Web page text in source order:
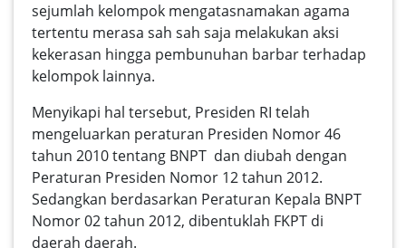
sejumlah kelompok mengatasnamakan agama
tertentu merasa sah sah saja melakukan aksi
kekerasan hingga pembunuhan barbar terhadap
kelompok lainnya.
Menyikapi hal tersebut, Presiden RI telah
mengeluarkan peraturan Presiden Nomor 46
tahun 2010 tentang BNPT dan diubah dengan
Peraturan Presiden Nomor 12 tahun 2012.
Sedangkan berdasarkan Peraturan Kepala BNPT
Nomor 02 tahun 2012, dibentuklah FKPT di
daerah daerah.